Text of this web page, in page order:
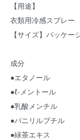
【用途】
衣類用冷感スプレー
【サイズ】パッケ
成分
●エタノール
●ℓ‐メントール
●乳酸メンチル
●バニリルブチル
●緑茶エキス